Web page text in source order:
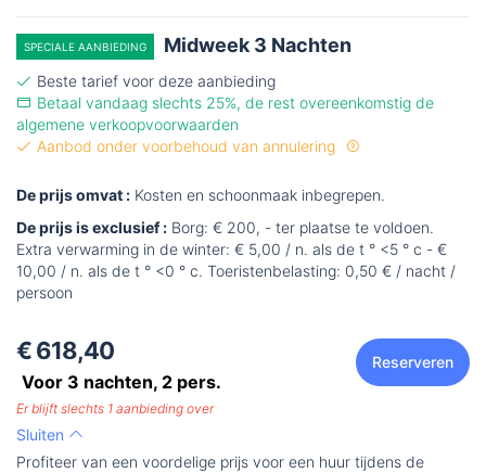
SPECIALE AANBIEDING Midweek 3 Nachten
Beste tarief voor deze aanbieding
Betaal vandaag slechts 25%, de rest overeenkomstig de
algemene verkoopvoorwaarden
Aanbod onder voorbehoud van annulering
De prijs omvat : Kosten en schoonmaak inbegrepen.
De prijs is exclusief : Borg: € 200, - ter plaatse te voldoen.
Extra verwarming in de winter: € 5,00 / n. als de t ° <5 ° c - €
10,00 / n. als de t ° <0 ° c. Toeristenbelasting: 0,50 € / nacht /
persoon
€ 618,40
Voor 3 nachten, 2 pers.
Reserveren
Er blijft slechts 1 aanbieding over
Sluiten
Profiteer van een voordelige prijs voor een huur tijdens de